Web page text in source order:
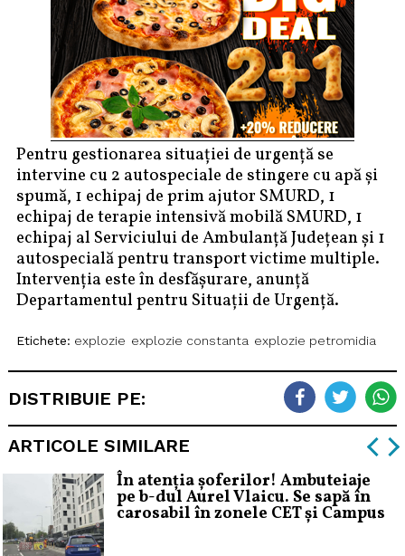
Pentru gestionarea situației de urgență se
intervine cu 2 autospeciale de stingere cu apă și
spumă, 1 echipaj de prim ajutor SMURD, 1
echipaj de terapie intensivă mobilă SMURD, 1
echipaj al Serviciului de Ambulanță Județean și 1
autospecială pentru transport victime multiple.
Intervenția este în desfășurare, anunță
Departamentul pentru Situații de Urgență.
Etichete: explozie explozie constanta explozie petromidia
DISTRIBUIE PE:
ARTICOLE SIMILARE
În atenția șoferilor! Ambuteiaje
pe b-dul Aurel Vlaicu. Se sapă în
carosabil în zonele CET și Campus